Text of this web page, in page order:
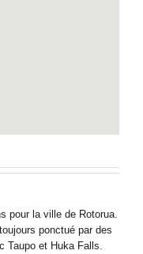
pour la ville de Rotorua.
ponctué par des
Taupo et Huka Falls.